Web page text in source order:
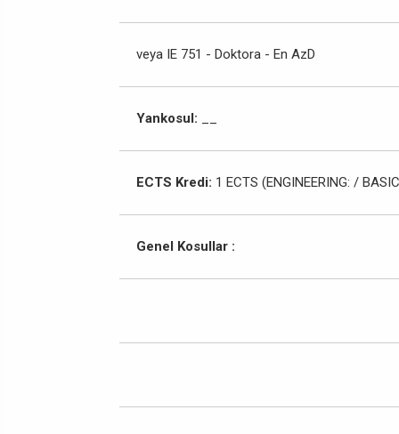
veya IE 751 - Doktora - En AzD
Yankosul:
ECTS Kredi: 1 ECTS (ENGINEERING: /
Genel Kosullar :